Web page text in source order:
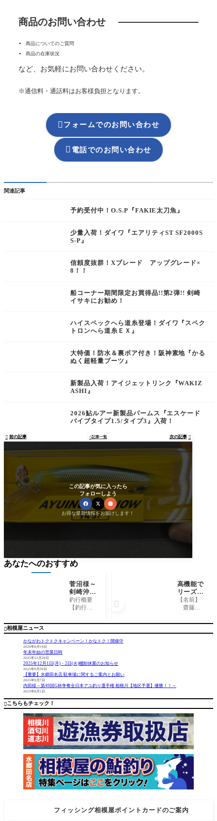
商品のお問い合わせ
商品についてのご質問
商品の在庫状況
など、お気軽にお問い合わせください。
※通信料・通話料はお客様負担となります。
フォームでのお問い合わせ
 電話でのお問い合わせ
関連記事
予約受付中！O.S.P『FAKIE太刀魚』
少量入荷！ダイワ『エアリティST SF2000S
S-P』
信頼度抜群！Xブレード アップグレード×
8！！
船コーナー期間限定お買得品!!第2弾!! 剣崎
イサキにお勧め！
ハイスペックへら道糸登場！ダイワ『スペク
トロンへら道糸ＥＸ』
大特価！防水＆裏ボア付き！阪神素地『かる
ぬく超軽量ブーツ』
新製品入荷！アイジェットリンク『WAKIZ
ASHI』
2026鮎ルアー新製品パームス『エスケード
バイブタイプ1.5/タイプ3』入荷！
 前の記事 記事一覧 次の記事 
この記事が気に入ったら
フォローしよう
お得な最新情報をお届けします！
相模屋ニュース
かながわトクトクキャンペーン！かなトク！開催中
2026年6月19日
年末年始の営業日時
2025年12月29日
2025年12月1日(月)・2日(火)棚卸休業のお知らせ
2025年9月30日
【重要】水郷田名店 駐車場に関するご案内とお願い
2025年9月7日
内田様～第49回G杯争奪全日本アユ釣り選手権 相模川【地区予選】優勝！！～
2025年8月1日
こちらもチェック！
フィッシング相模屋ポイントカードのご案内
あなたへのおすすめ
菅沼様～
剣崎沖/
マダイ85
cm/7k
計2匹～
釣行概要
【釣行
5年11月30
所】 剣
五郎丸
果】・マ
ダイ…85c
kg 計2匹
タックル
・ロッド
高機能で
リーズナ
ブル！ダ
イワ『D
レインマ
【名前】
齋藤か
舗内の主
R-3625 レ
インマ
